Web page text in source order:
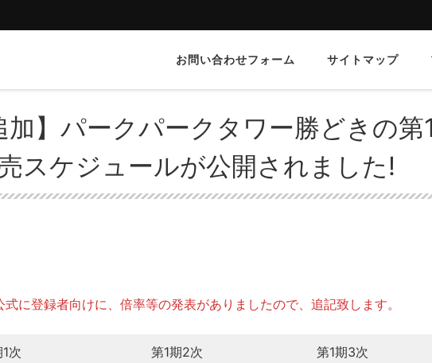
お問い合わせフォーム サイトマップ
クパークタワー勝どきの第1期3次の価格表や販売スケジュールが公開されました!
加】パークパークタワー勝どきの第
スケジュールが公開されました!
に登録者向けに、倍率等の発表がありましたので、追記致します。
次 第1期2次 第1期3次